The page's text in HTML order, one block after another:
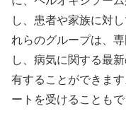
し、患者や家族に対
れらのグループは、
し、病気に関する最
有することができま
ートを受けることもで